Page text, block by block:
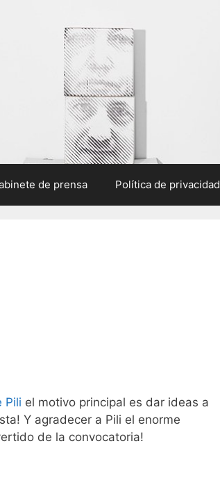
de prensa Política de privacidad
Pili el motivo principal es dar ideas a
Y agradecer a Pili el enorme
de la convocatoria!